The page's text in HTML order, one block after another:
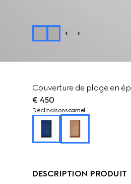
Couverture de plage en
€ 450
Déclinaisonscamel
DESCRIPTION PRODUIT